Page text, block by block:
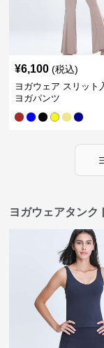
¥6,100 (税込)
ヨガウェア スリット
ヨガパンツ
ヨガウェアタンク